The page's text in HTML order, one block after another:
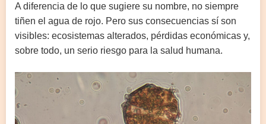
A diferencia de lo que sugiere su nombre, no siempre
tiñen el agua de rojo. Pero sus consecuencias sí son
visibles: ecosistemas alterados, pérdidas económicas y,
sobre todo, un serio riesgo para la salud humana.